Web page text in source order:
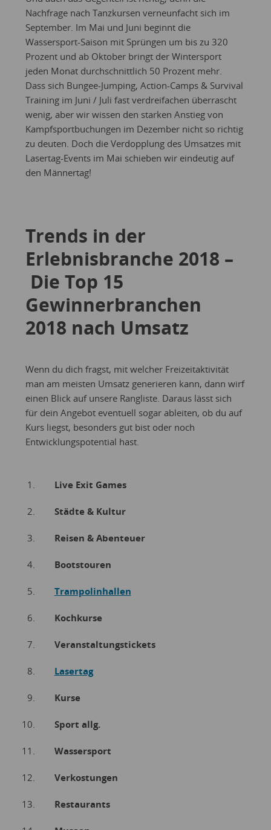
Nachfrage nach Tanzkursen verneunfacht sich im
September. Im Mai und Juni beginnt die
Wassersport-Saison mit Sprüngen um bis zu 320
Prozent und ab Oktober bringt der Wintersport
jeden Monat durchschnittlich 50 Prozent mehr.
Dass sich Bungee-Jumping, Action-Camps & Survival
Training im Juni / Juli fast verdreifachen überrascht
wenig, aber wir wissen den starken Anstieg von
Kampfsportbuchungen im Dezember nicht so richtig
zu deuten. Doch die Verdopplung des Umsatzes mit
Lasertag-Events im Mai schieben wir eindeutig auf
den Männertag!
Trends in der
Erlebnisbranche 2018 –
Die Top 15
Gewinnerbranchen
2018 nach Umsatz
Wenn du dich fragst, mit welcher Freizeitaktivität
man am meisten Umsatz generieren kann, dann wirf
einen Blick auf unsere Rangliste. Daraus lässt sich
für dein Angebot eventuell sogar ableiten, ob du auf
Kurs liegst, besonders gut bist oder noch
Entwicklungspotential hast.
Live Exit Games
Städte & Kultur
Reisen & Abenteuer
Bootstouren
Trampolinhallen
Kochkurse
Veranstaltungstickets
Lasertag
Kurse
Sport allg.
Wassersport
Verkostungen
Restaurants